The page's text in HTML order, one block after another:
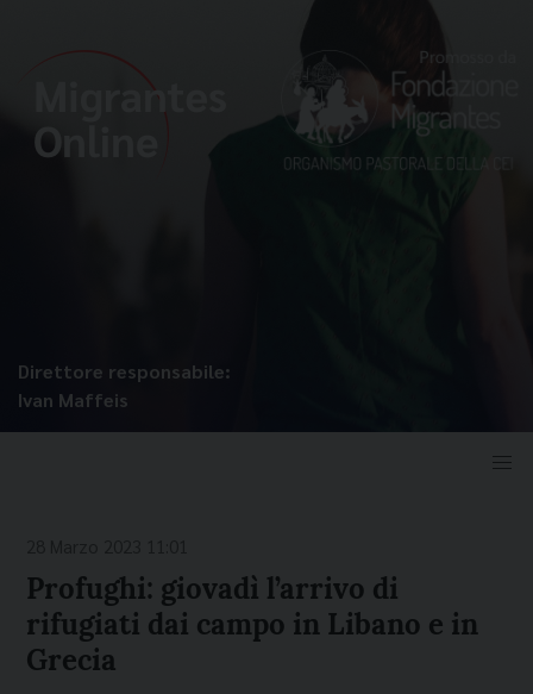
Direttore responsabile:
Ivan Maffeis
Profughi: giovadì l’arrivo di
rifugiati dai campo in Libano e in
Grecia